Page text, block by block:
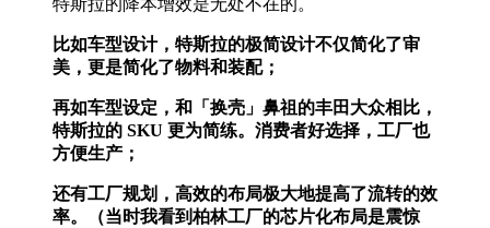
比如车型设计，特斯拉的极简设计不仅简化了审
美，更是简化了物料和装配；
再如车型设定，和「换壳」鼻祖的丰田大众相比，
特斯拉的 SKU 更为简练。消费者好选择，工厂也
方便生产；
还有工厂规划，高效的布局极大地提高了流转的效
率。（当时我看到柏林工厂的芯片化布局是震惊